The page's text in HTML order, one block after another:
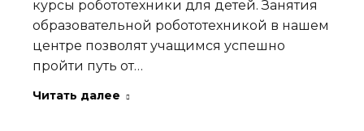
курсы робототехники для детей. Занятия
образовательной робототехникой в нашем
центре позволят учащимся успешно
пройти путь от…
Читать далее